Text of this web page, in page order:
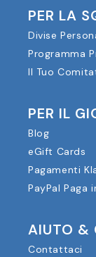
PER LA
Divise
Programma
Il Tuo
PER IL
Blog
eGift Cards
Pagamenti
PayPal Paga
AIUTO &
Contattaci